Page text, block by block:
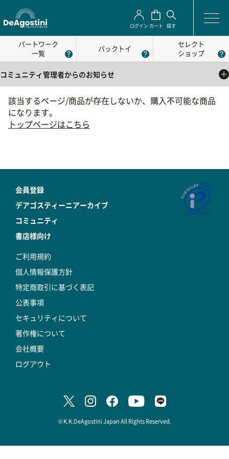
ログイン カート 探す
パートワーク
一覧
パックトイ
セレクト
ショップ
コミュニティ管理者からのお知らせ
公式コミュニティの利用方法について
2025/05/01
公式コミュニティの利用規約
該当するページ/商品が存在しないか、購入不可能な商品
になります。
トップページはこちら
会員登録
デアゴスティーニアーカイブ
コミュニティ
書店様向け
ご利用規約
個人情報保護方針
特定商取引に基づく表記
公表事項
セキュリティについて
著作権について
会社概要
ログアウト
© K.K.DeAgostini Japan All Rights Reserved.